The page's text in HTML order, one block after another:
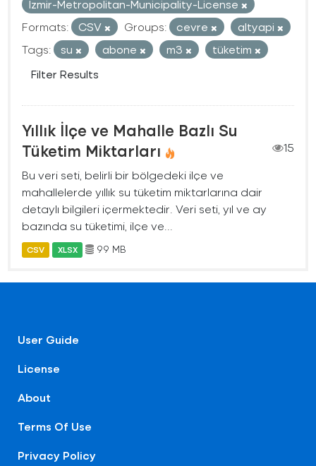
Izmir-Metropolitan-Municipality-License
Formats:
CSV Groups: cevre
altyapi
Tags:
su abone m3
tüketim
Filter Results
Yıllık İlçe ve Mahalle Bazlı Su
Tüketim Miktarları
15
Bu veri seti, belirli bir bölgedeki ilçe ve
mahallelerde yıllık su tüketim miktarlarına dair
detaylı bilgileri içermektedir. Veri seti, yıl ve ay
bazında su tüketimi, ilçe ve...
CSV XLSX 99 MB
User Guide
License
About
Terms Of Use
Privacy Policy